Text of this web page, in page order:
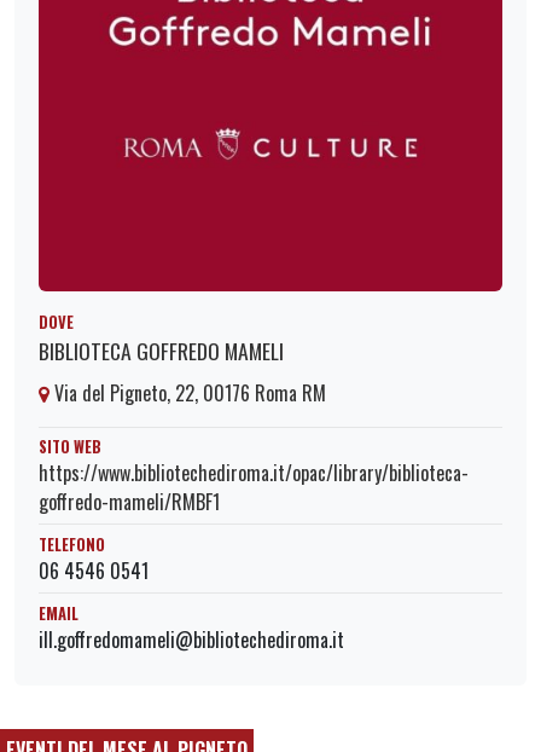
DOVE
BIBLIOTECA GOFFREDO MAMELI
Via del Pigneto, 22, 00176 Roma RM
SITO WEB
https://www.bibliotechediroma.it/opac/library/biblioteca-
goffredo-mameli/RMBF1
TELEFONO
06 4546 0541
EMAIL
ill.goffredomameli@bibliotechediroma.it